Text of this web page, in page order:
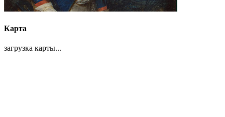
Карта
загрузка карты...